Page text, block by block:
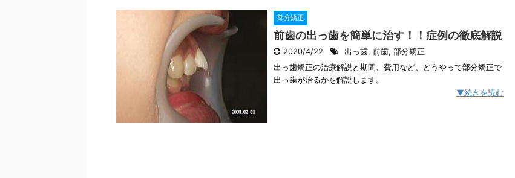
部分矯正
前歯の出っ歯を簡単に治す！！症例の徹底解説
2020/4/22 出っ歯, 前歯, 部分矯正
出っ歯矯正の治療解説と期間、費用など、どうやって部分矯正で
出っ歯が治るかを解説します。
▼続きを読む